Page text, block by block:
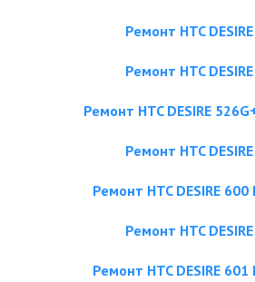
Ремонт HTC
Ремонт HTC
Ремонт HTC DESIRE
Ремонт HTC
Ремонт HTC DESIRE 600
Ремонт HTC
Ремонт HTC DESIRE 601